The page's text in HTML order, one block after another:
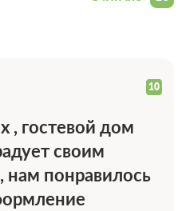
10
, гостевой дом
своим
нам понравилось